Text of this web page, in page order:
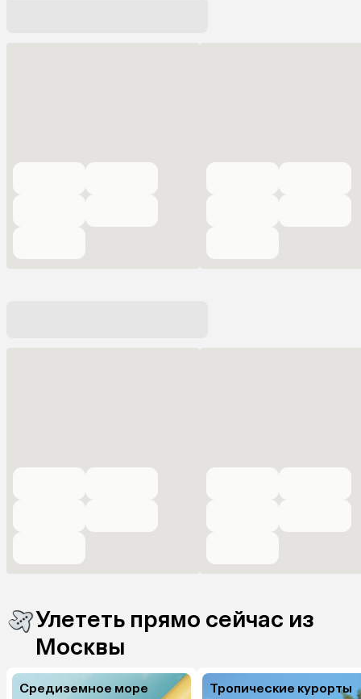
Улететь прямо сейчас из
Москвы
Средиземное море Тропические курорты